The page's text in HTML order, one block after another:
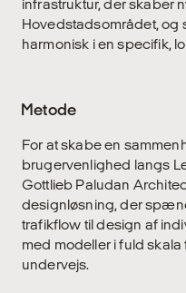
infrastruktur, der skaber
Hovedstadsområdet, og
harmonisk i en specifik,
Metode
For at skabe en
brugervenlighed langs
Gottlieb Paludan
designløsning, der
trafikflow til design af
med modeller i fuld
undervejs.